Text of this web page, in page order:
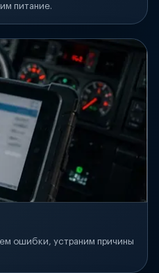
питание.
ошибки, устраним причины